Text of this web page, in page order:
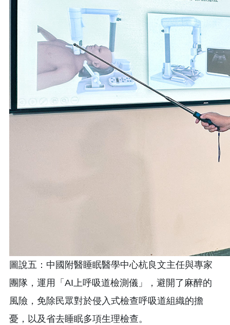
圖說五：中國附醫睡眠醫學中心杭良文主任與專家
團隊，運用「AI上呼吸道檢測儀」，避開了麻醉的
風險，免除民眾對於侵入式檢查呼吸道組織的擔
憂，以及省去睡眠多項生理檢查。